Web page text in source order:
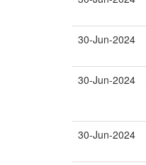
30-Jun-2024
30-Jun-2024
30-Jun-2024